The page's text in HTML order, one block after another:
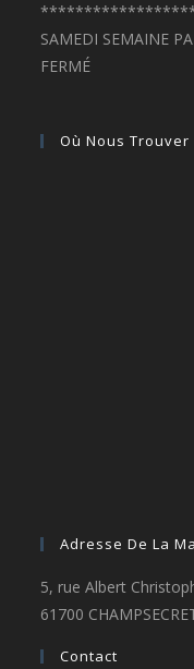
SAMEDI SEMAINE
FERMÉ
Où Nous Trouver
Adresse De La
5, rue Albert
61700
Contact